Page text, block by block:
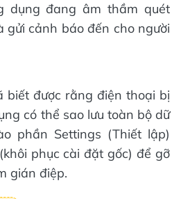
dụng đang âm thầm quét
cảnh báo đến cho người
biết được rằng điện thoại bị
có thể sao lưu toàn bộ dữ
phần Settings (Thiết lập)
phục cài đặt gốc) để gỡ
gián điệp.